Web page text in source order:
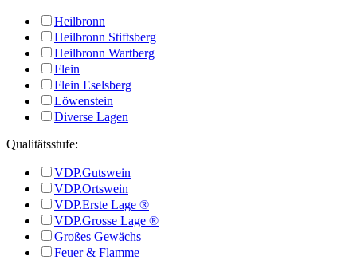
Heilbronn
Heilbronn Stiftsberg
Heilbronn Wartberg
Flein
Flein Eselsberg
Löwenstein
Diverse Lagen
Qualitätsstufe:
VDP.Gutswein
VDP.Ortswein
VDP.Erste Lage ®
VDP.Grosse Lage ®
Großes Gewächs
Feuer & Flamme